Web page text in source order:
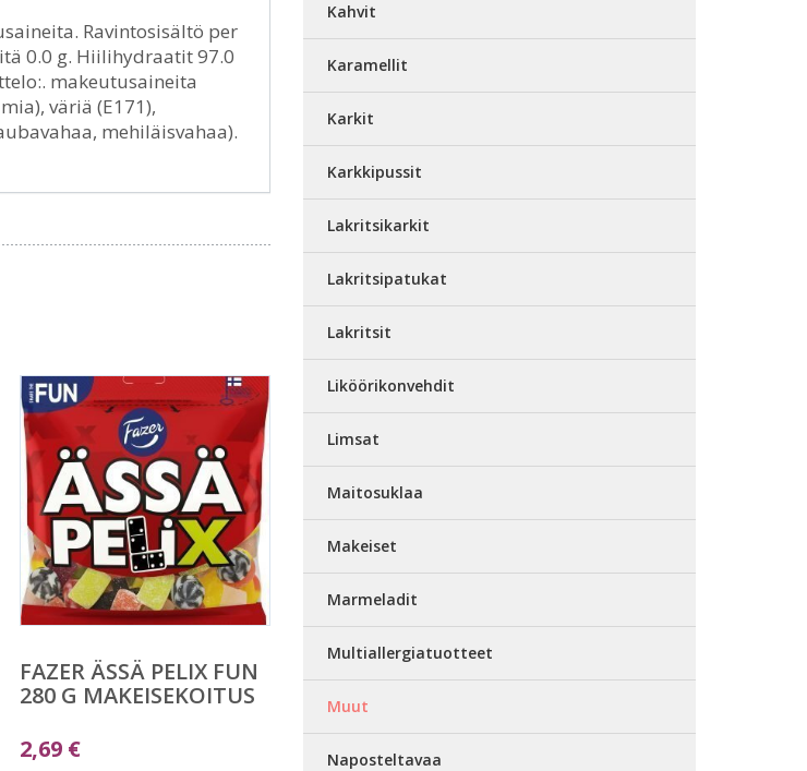
Ravintosisältö per
0.0 g. Hiilihydraatit 97.0
makeutusaineita
väriä (E171),
mehiläisvahaa).
FAZER ÄSSÄ PELIX FUN
280 G MAKEISEKOITUS
2,69 €
Kahvit
Karamellit
Karkit
Karkkipussit
Lakritsikarkit
Lakritsipatukat
Lakritsit
Liköörikonvehdit
Limsat
Maitosuklaa
Makeiset
Marmeladit
Multiallergiatuotteet
Muut
Naposteltavaa